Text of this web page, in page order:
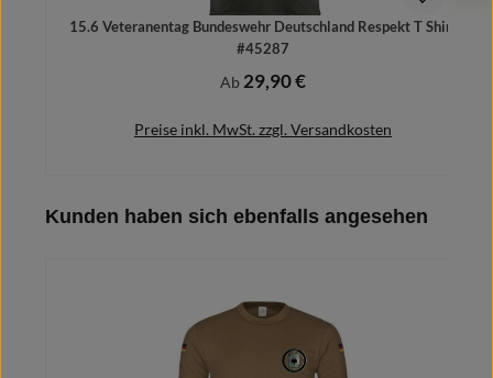
15.6 Veteranentag Bundeswehr Deutschland Respekt T Shirt
#45287
Regulärer Preis:
Ab 29,90 €
Preise inkl. MwSt. zzgl. Versandkosten
Produktgalerie überspringen
Kunden haben sich ebenfalls angesehen